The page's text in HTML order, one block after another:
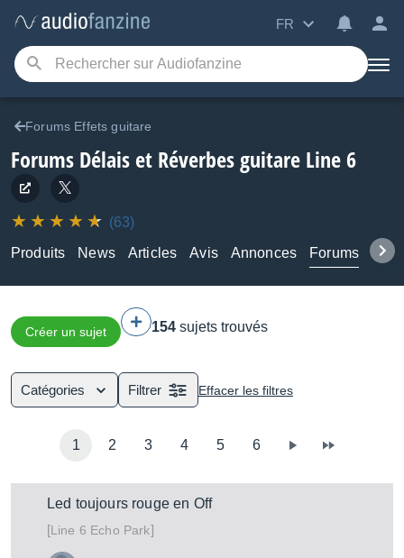
FR
Forums Effets guitare
Forums Délais et Réverbes guitare Line 6
(63)
Produits
News Articles Avis Annonces Forums
Créer un sujet 154 sujets trouvés
Catégories Filtrer Effacer les filtres
1 2 3 4 5 6
Led toujours rouge en Off
[Line 6 Echo Park]